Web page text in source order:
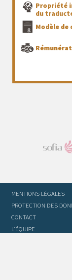
Propriété
du
Modèle
MENTIONS LÉGALES
PROTECTION DES
CONTACT
L’ÉQUIPE